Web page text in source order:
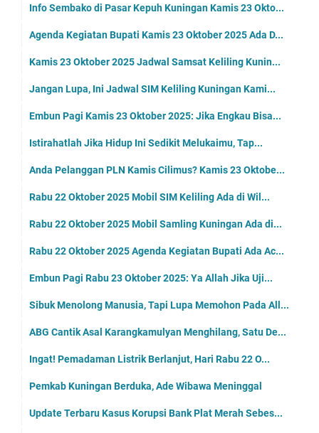
Info Sembako di Pasar Kepuh Kuningan Kamis 23 Okto...
Agenda Kegiatan Bupati Kamis 23 Oktober 2025 Ada D...
Kamis 23 Oktober 2025 Jadwal Samsat Keliling Kunin...
Jangan Lupa, Ini Jadwal SIM Keliling Kuningan Kami...
Embun Pagi Kamis 23 Oktober 2025: Jika Engkau Bisa...
Istirahatlah Jika Hidup Ini Sedikit Melukaimu, Tap...
Anda Pelanggan PLN Kamis Cilimus? Kamis 23 Oktobe...
Rabu 22 Oktober 2025 Mobil SIM Keliling Ada di Wil...
Rabu 22 Oktober 2025 Mobil Samling Kuningan Ada di...
Rabu 22 Oktober 2025 Agenda Kegiatan Bupati Ada Ac...
Embun Pagi Rabu 23 Oktober 2025: Ya Allah Jika Uji...
Sibuk Menolong Manusia, Tapi Lupa Memohon Pada All...
ABG Cantik Asal Karangkamulyan Menghilang, Satu De...
Ingat! Pemadaman Listrik Berlanjut, Hari Rabu 22 O...
Pemkab Kuningan Berduka, Ade Wibawa Meninggal
Update Terbaru Kasus Korupsi Bank Plat Merah Sebes...